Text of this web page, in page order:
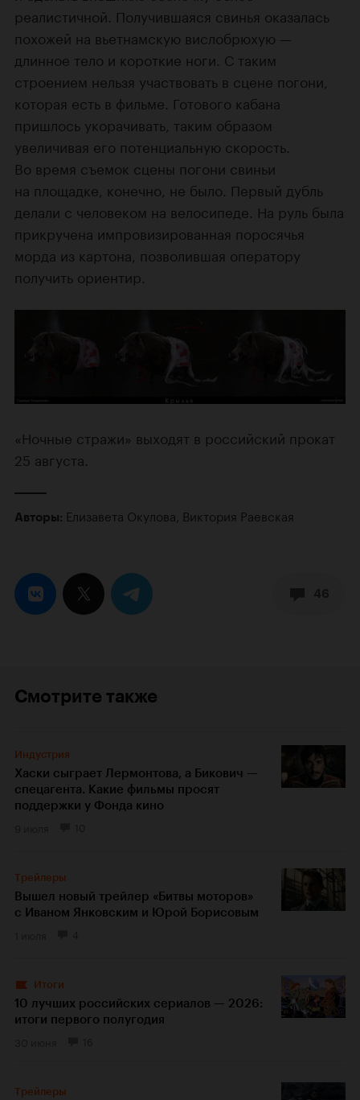
реалистичной. Получившаяся свинья оказалась
похожей на вьетнамскую вислобрюхую —
длинное тело и короткие ноги. С таким
строением нельзя участвовать в сцене погони,
которая есть в фильме. Готового кабана
пришлось укорачивать, таким образом
увеличивая его потенциальную скорость.
Во время съемок сцены погони свиньи
на площадке, конечно, не было. Первый дубль
делали с человеком на велосипеде. На руль была
прикручена импровизированная поросячья
морда из картона, позволившая оператору
получить ориентир.
«Ночные стражи» выходят в российский прокат
25 августа.
Авторы: Елизавета Окулова, Виктория Раевская
Смотрите также
Индустрия
Хаски сыграет Лермонтова, а Бикович —
спецагента. Какие фильмы просят
поддержки у Фонда кино
Трейлеры
Вышел новый трейлер «Битвы моторов»
с Иваном Янковским и Юрой Борисовым
Итоги
10 лучших российских сериалов — 2026:
итоги первого полугодия
Трейлеры